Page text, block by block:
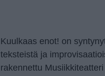
Kuulkaas enot! on
teksteistä ja
rakennettu